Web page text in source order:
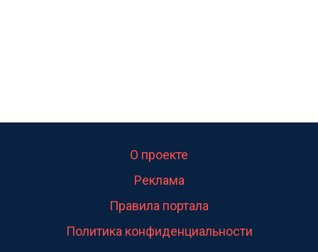
О проекте
Реклама
Правила портала
Политика конфиденциальности